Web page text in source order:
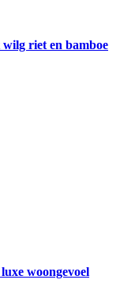
riet en bamboe
woongevoel